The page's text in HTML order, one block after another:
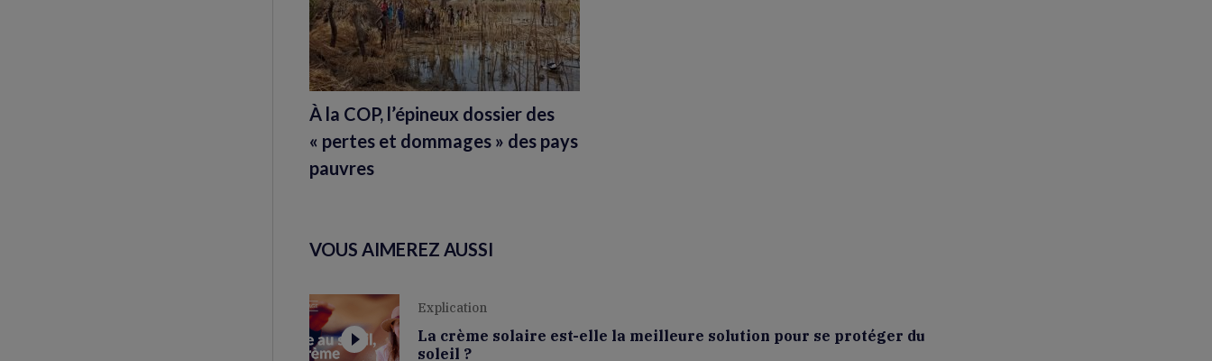
À la COP, l’épineux dossier des
« pertes et dommages » des pays
pauvres
VOUS AIMEREZ AUSSI
Explication
La crème solaire est-elle la meilleure solution pour se protéger du
soleil ?